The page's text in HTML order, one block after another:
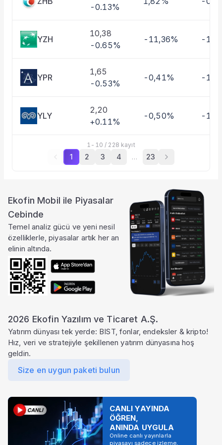
-0.13%
YZH
10,38
-0.65%
-11,36% -
YPR
1,65
-0.53%
-0,41% -
YLY
2,20
+0.11%
-0,50% -
1 - 10 / 228 kayıt
1 2 3 4 … 23
Ekofin Mobil ile Piyasalar
Cebinde
Temel analiz gücü ve yeni nesil
özelliklerle, piyasalar artık her an
elinin altında.
2026 Ekofin Yazılım ve Ticaret A.Ş.
Yatırım dünyası tek yerde: BIST, fonlar, endeksler & kripto!
Hız, veri ve stratejiyle şekillenen yatırım dünyasına hoş
geldin.
Size en uygun paketi bulun
CANLI YAYINDA
ÖĞREN,
ANINDA UYGULA
Online canlı yayınlarla
piyasayı sadece izleme,